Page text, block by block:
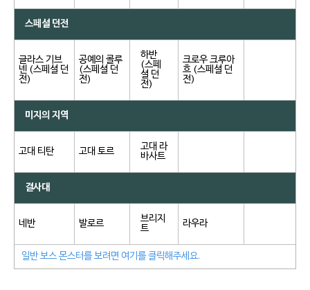
스페셜 던전
글라스 기브
넨 (스페셜 던
전)
공예의 콜루
(스페셜 던
전)
하반
(스페
셜 던
전)
크로우 크루아
흐 (스페셜 던
전)
미지의 지역
고대 티탄 고대 토르
고대 라
바사트
결사대
네반 발로르
브리지
트
라우라
일반 보스 몬스터를 보려면 여기를 클릭해주세요.